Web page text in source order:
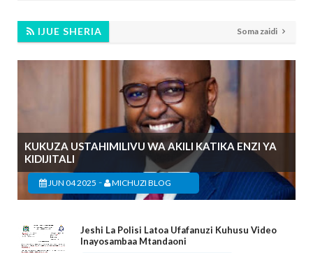
IJUE SHERIA Soma zaidi
KUKUZA USTAHIMILIVU WA AKILI KATIKA ENZI YA
KIDIJITALI
JUN 04 2025 - MICHUZI BLOG
Jeshi La Polisi Latoa Ufafanuzi Kuhusu Video
Inayosambaa Mtandaoni